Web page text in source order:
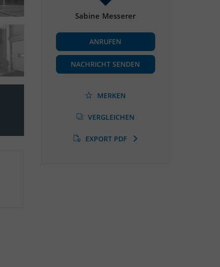
Sabine Messerer
ANRUFEN
NACHRICHT SENDEN
MERKEN
VERGLEICHEN
EXPORT PDF